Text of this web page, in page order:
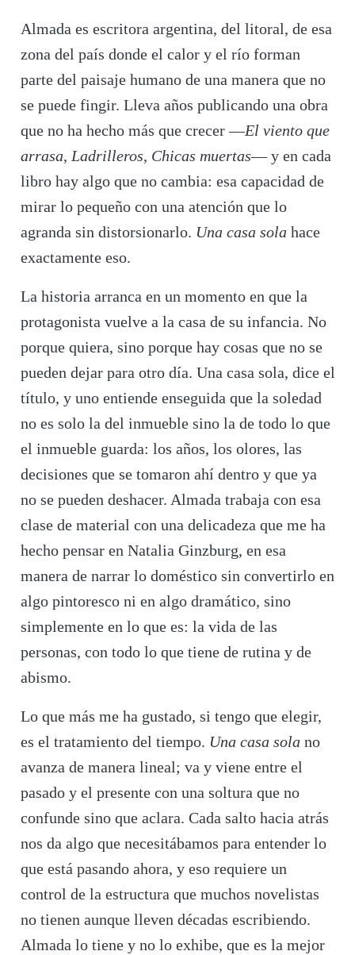
Almada es escritora argentina, del litoral, de esa
zona del país donde el calor y el río forman
parte del paisaje humano de una manera que no
se puede fingir. Lleva años publicando una obra
que no ha hecho más que crecer —El viento que
arrasa, Ladrilleros, Chicas muertas— y en cada
libro hay algo que no cambia: esa capacidad de
mirar lo pequeño con una atención que lo
agranda sin distorsionarlo. Una casa solahace
exactamente eso.
La historia arranca en un momento en que la
protagonista vuelve a la casa de su infancia. No
porque quiera, sino porque hay cosas que no se
pueden dejar para otro día. Una casa sola, dice el
título, y uno entiende enseguida que la soledad
no es solo la del inmueble sino la de todo lo que
el inmueble guarda: los años, los olores, las
decisiones que se tomaron ahí dentro y que ya
no se pueden deshacer. Almada trabaja con esa
clase de material con una delicadeza que me ha
hecho pensar en Natalia Ginzburg, en esa
manera de narrar lo doméstico sin convertirlo en
algo pintoresco ni en algo dramático, sino
simplemente en lo que es: la vida de las
personas, con todo lo que tiene de rutina y de
abismo.
Lo que más me ha gustado, si tengo que elegir,
es el tratamiento del tiempo. Una casa solano
avanza de manera lineal; va y viene entre el
pasado y el presente con una soltura que no
confunde sino que aclara. Cada salto hacia atrás
nos da algo que necesitábamos para entender lo
que está pasando ahora, y eso requiere un
control de la estructura que muchos novelistas
no tienen aunque lleven décadas escribiendo.
Almada lo tiene y no lo exhibe, que es la mejor